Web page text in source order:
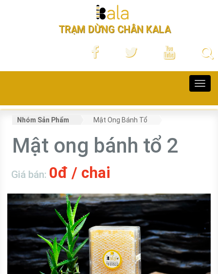
TRẠM DỪNG CHÂN KALA
Nhóm Sản Phẩm Mật Ong Bánh Tổ
Mật ong bánh tổ 2
Giá bán: 0đ / chai